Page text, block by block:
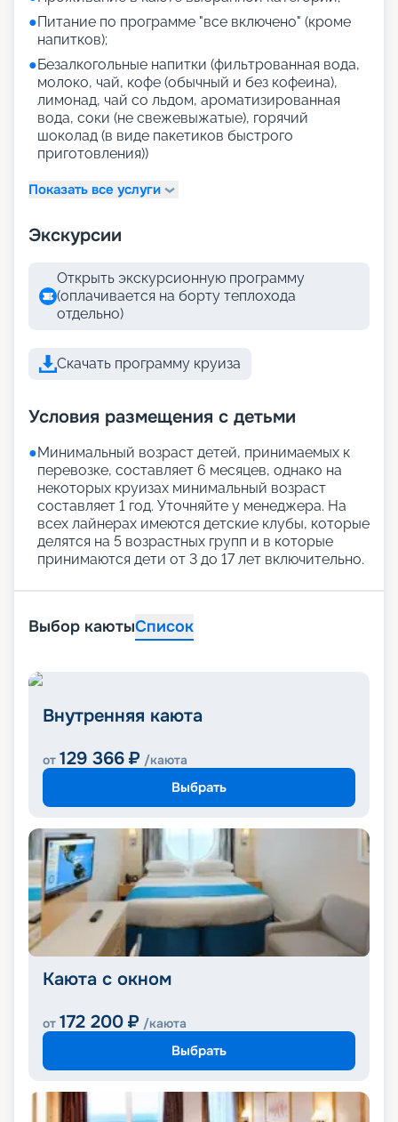
●Питание по программе "все включено" (кроме
напитков);
●Безалкогольные напитки (фильтрованная вода,
молоко, чай, кофе (обычный и без кофеина),
лимонад, чай со льдом, ароматизированная
вода, соки (не свежевыжатые), горячий
шоколад (в виде пакетиков быстрого
приготовления))
Показать все услуги
Экскурсии
Открыть экскурсионную программу
(оплачивается на борту теплохода
отдельно)
Скачать программу круиза
Условия размещения с детьми
●Минимальный возраст детей, принимаемых к
перевозке, составляет 6 месяцев, однако на
некоторых круизах минимальный возраст
составляет 1 год. Уточняйте у менеджера. На
всех лайнерах имеются детские клубы, которые
делятся на 5 возрастных групп и в которые
принимаются дети от 3 до 17 лет включительно.
Выбор каютыСписок
Внутренняя каюта
от 129 366 ₽ /каюта
Выбрать
Каюта с окном
от 172 200 ₽ /каюта
Выбрать